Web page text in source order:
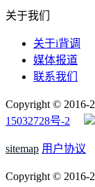
关于我们
关于i背调
媒体报道
联系我们
Copyright ©
15032728号-2
sitemap 用户协议
Copyright ©